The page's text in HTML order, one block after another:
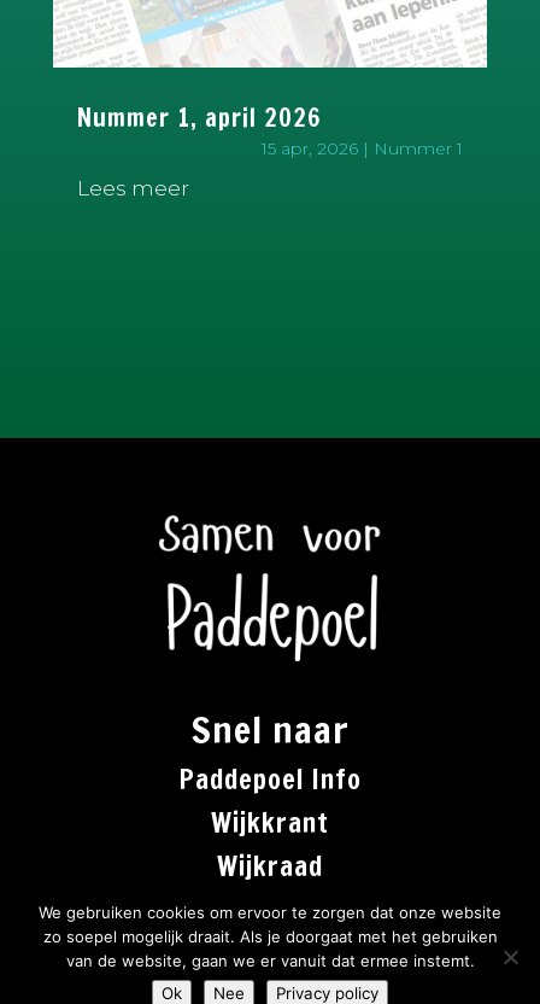
Nummer 1, april 2026
15 apr, 2026 | Nummer 1
Lees meer
Snel naar
Paddepoel Info
Wijkkrant
Wijkraad
Co-creatie
Gerealiseerd door Studio Spinlink
We gebruiken cookies om ervoor te zorgen dat onze website
zo soepel mogelijk draait. Als je doorgaat met het gebruiken
van de website, gaan we er vanuit dat ermee instemt.
Ok
Nee Privacy policy